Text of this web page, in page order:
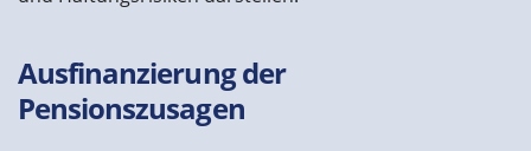
Ausfinanzierung der
Pensionszusagen